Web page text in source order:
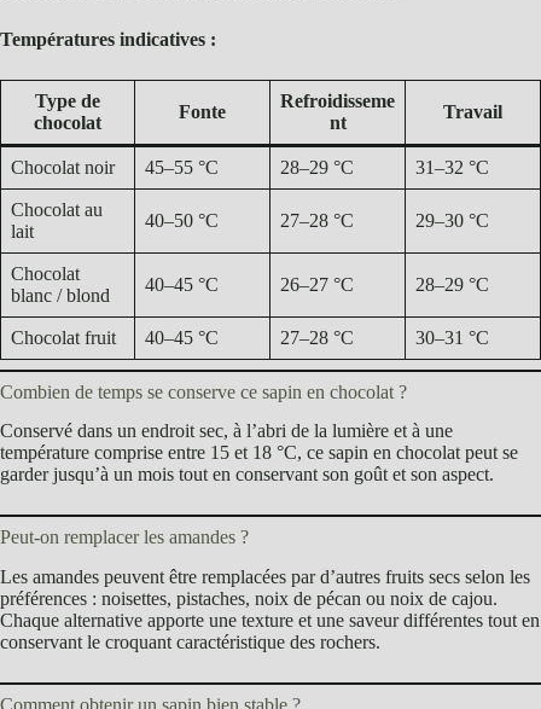
Températures indicatives :
Type de
chocolat
Fonte
Refroidisseme
nt
Travail
Chocolat noir 45–55 °C 28–29 °C 31–32 °C
Chocolat au
lait
40–50 °C 27–28 °C 29–30 °C
Chocolat
blanc / blond
40–45 °C 26–27 °C 28–29 °C
Chocolat fruit 40–45 °C 27–28 °C 30–31 °C
Combien de temps se conserve ce sapin en chocolat ?
Conservé dans un endroit sec, à l’abri de la lumière et à une
température comprise entre 15 et 18 °C, ce sapin en chocolat peut se
garder jusqu’à un mois tout en conservant son goût et son aspect.
Peut-on remplacer les amandes ?
Les amandes peuvent être remplacées par d’autres fruits secs selon les
préférences : noisettes, pistaches, noix de pécan ou noix de cajou.
Chaque alternative apporte une texture et une saveur différentes tout en
conservant le croquant caractéristique des rochers.